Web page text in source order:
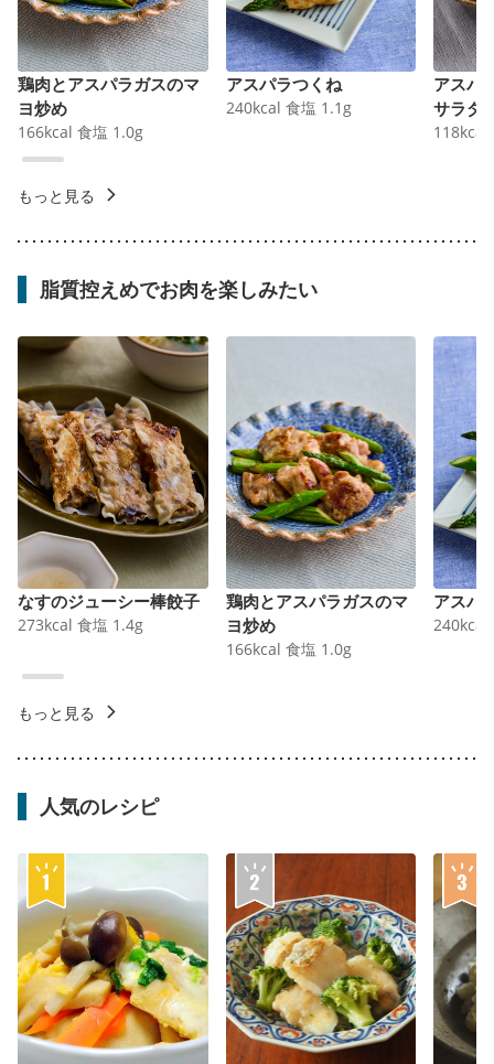
鶏肉とアスパラガスのマ
ヨ炒め
166kcal 食塩 1.0g
アスパラつくね
240kcal 食塩 1.1 g
アスパ
サラダ
118kcal
もっと見る
脂質控えめでお肉を楽しみたい
なすのジューシー棒餃子
273kcal 食塩 1.4g
鶏肉とアスパラガスのマ
ヨ炒め
166kcal 食塩 1.0g
アスパ
240kcal
もっと見る
人気のレシピ